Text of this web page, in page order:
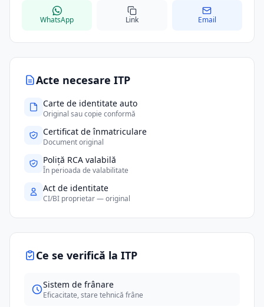
Acte necesare ITP
Carte de identitate auto
Original sau copie conformă
Certificat de înmatriculare
Document original
Poliță RCA valabilă
În perioada de valabilitate
Act de identitate
CI/BI proprietar — original
Ce se verifică la ITP
Sistem de frânare
Eficacitate, stare tehnică frâne
WhatsApp Link Email